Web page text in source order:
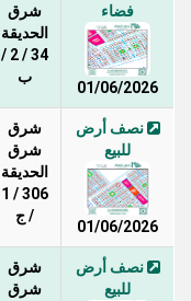
فضاء
01/06/2026
شرق
الحديقة
34 / 2 /
ب
نصف أرض
للبيع
01/06/2026
شرق
شرق
الحديقة
306 / 1
/ ج
نصف أرض
للبيع
شرق
شرق